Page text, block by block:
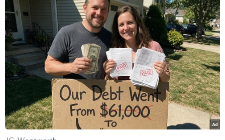
Quan chức Mỹ nêu điều kiện nối lại hợp
tác với Niger sau cuộc đảo chính
14/12/2023 09:25
Trợ lý Ngoại trưởng Mỹ phụ trách các vấn đề châu Phi
nhấn mạnh Mỹ sẵn sàng tiếp tục hợp tác nếu Hội đồng
Quốc gia Bảo vệ Tổ quốc của Niger công bố “thời hạn